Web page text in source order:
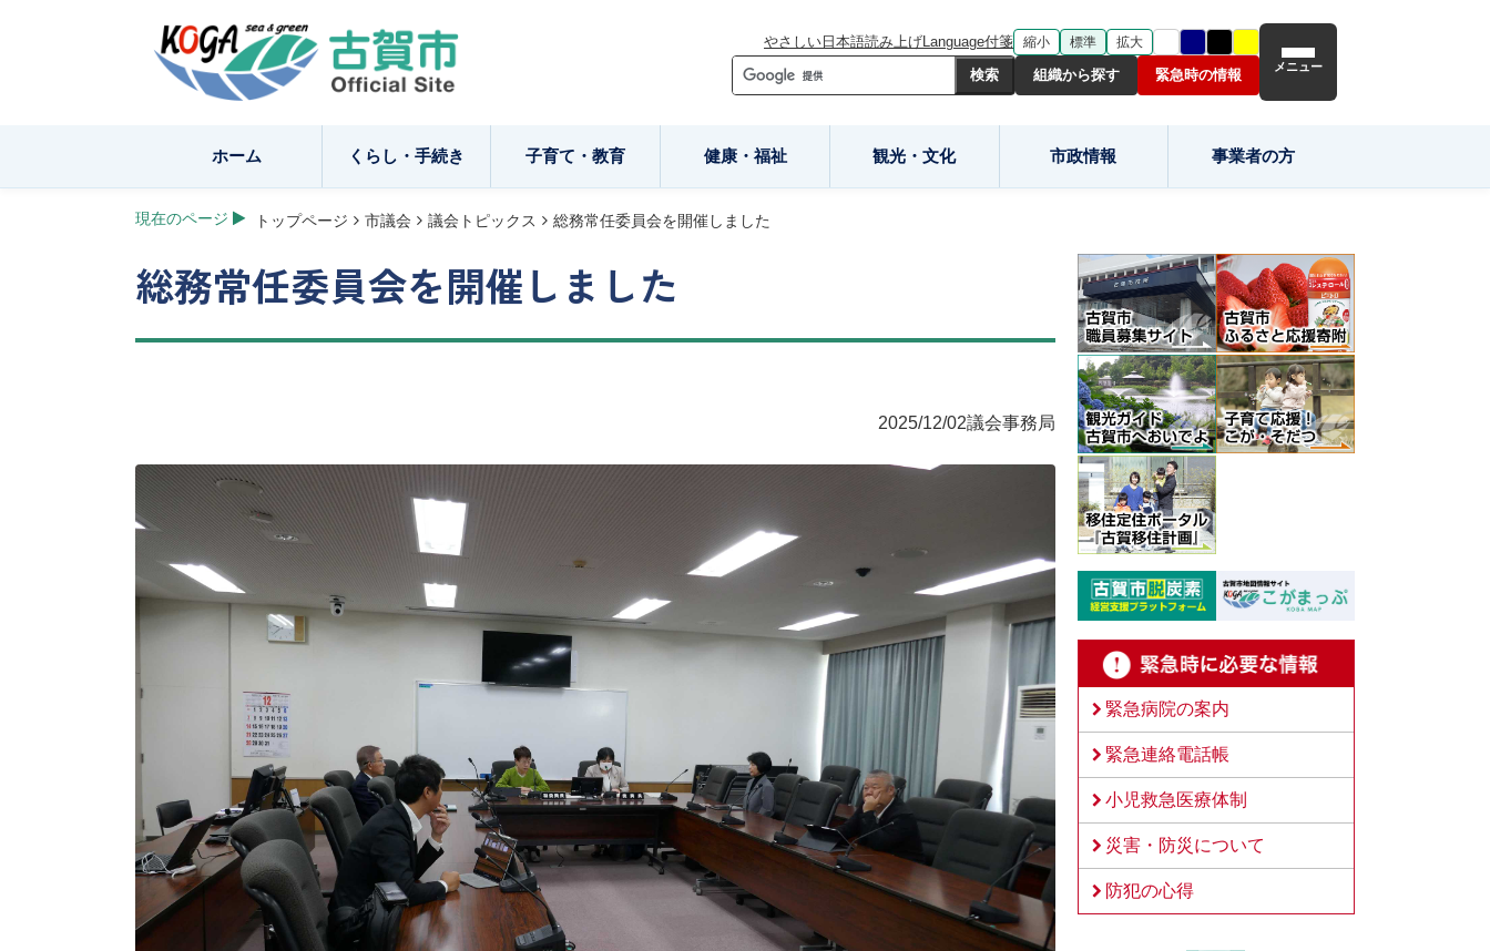
やさしい日本語読み上げLanguage付箋 縮小 標準 拡大
組織から探す 緊急時の情報 メニュー
ホーム くらし・手続き 子育て・教育 健康・福祉 観光・文化 市政情報 事業者の方
現在のページ トップページ 市議会 議会トピックス 総務常任委員会を開催しました
総務常任委員会を開催しました
2025/12/02議会事務局
緊急病院の案内
緊急連絡電話帳
小児救急医療体制
災害・防災について
防犯の心得